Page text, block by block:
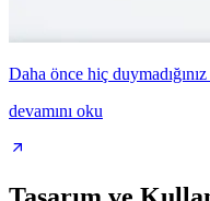
Daha önce hiç
devamını oku